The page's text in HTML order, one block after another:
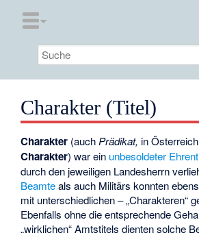
Charakter (Titel)
Charakter (auchPrädikat, in
Charakter) war ein unbesoldeter
durch den jeweiligen Landesherrn
Beamteals auch Militärs konnten
mit unterschiedlichen – „Charakteren“
Ebenfalls ohne die entsprechende
„wirklichen“ Amtstitels dienten solche